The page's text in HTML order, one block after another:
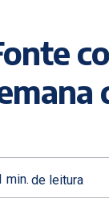
min. de leitura